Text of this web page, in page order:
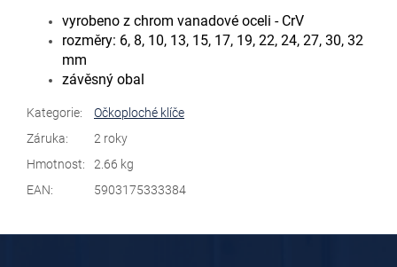
vyrobeno z chrom vanadové oceli - CrV
rozměry: 6, 8, 10, 13, 15, 17, 19, 22, 24, 27, 30, 32
mm
závěsný obal
Kategorie:
Očkoploché klíče
Záruka:
2 roky
Hmotnost:
2.66 kg
EAN: 5903175333384